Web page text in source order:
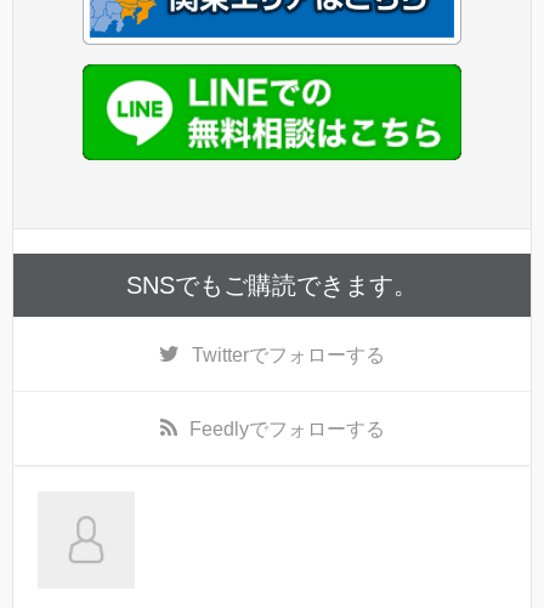
SNSでもご購読できます。
Twitterでフォローする
Feedlyでフォローする